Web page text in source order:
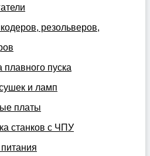
резольверов,
плавного пуска
и ламп
платы
станков с ЧПУ